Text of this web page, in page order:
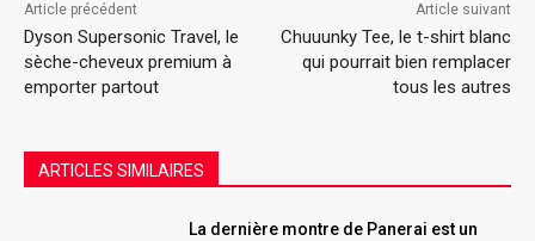
Article précédent
Dyson Supersonic Travel, le
sèche-cheveux premium à
emporter partout
Article suivant
Chuuunky Tee, le t-shirt blanc
qui pourrait bien remplacer
tous les autres
ARTICLES SIMILAIRES
La dernière montre de Panerai est un